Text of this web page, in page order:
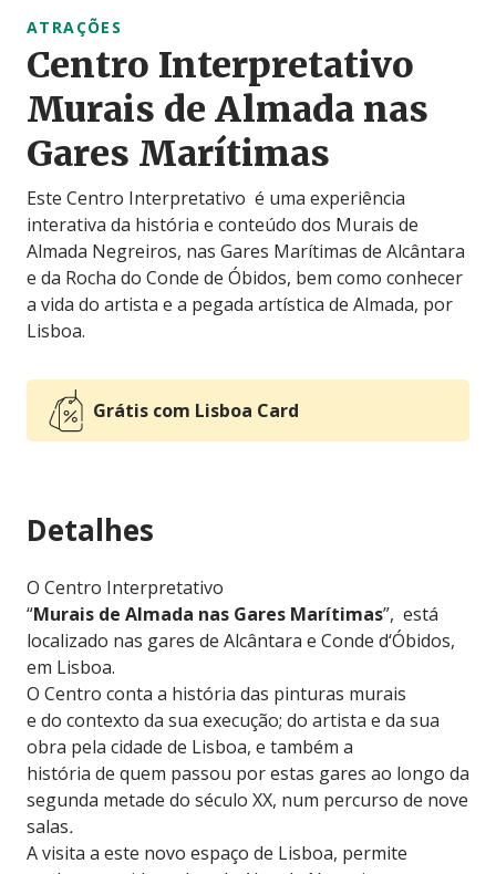
ATRAÇÕES
Centro Interpretativo
Murais de Almada nas
Gares Marítimas
Este Centro Interpretativo é uma experiência
interativa da história e conteúdo dos Murais de
Almada Negreiros, nas Gares Marítimas de Alcântara
e da Rocha do Conde de Óbidos, bem como conhecer
a vida do artista e a pegada artística de Almada, por
Lisboa.
Grátis com Lisboa Card
Detalhes
O Centro Interpretativo
“Murais de Almada nas Gares Marítimas”, está
localizado nas gares de Alcântara e Conde d‘Óbidos,
em Lisboa.
O Centro conta a história das pinturas murais
e do contexto da sua execução; do artista e da sua
obra pela cidade de Lisboa, e também a
história de quem passou por estas gares ao longo da
segunda metade do século XX, num percurso de nove
salas.
A visita a este novo espaço de Lisboa, permite